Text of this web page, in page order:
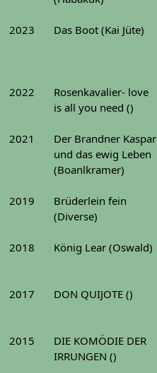
2023 Das Boot (Kai Jüte)
2022
Rosenkavalier- love
is all you need ()
2021
Der Brandner Kaspar
und das ewig Leben
(Boanlkramer)
2019
Brüderlein fein
(Diverse)
2018 König Lear (Oswald)
2017 DON QUIJOTE ()
2015
DIE KOMÖDIE DER
IRRUNGEN ()